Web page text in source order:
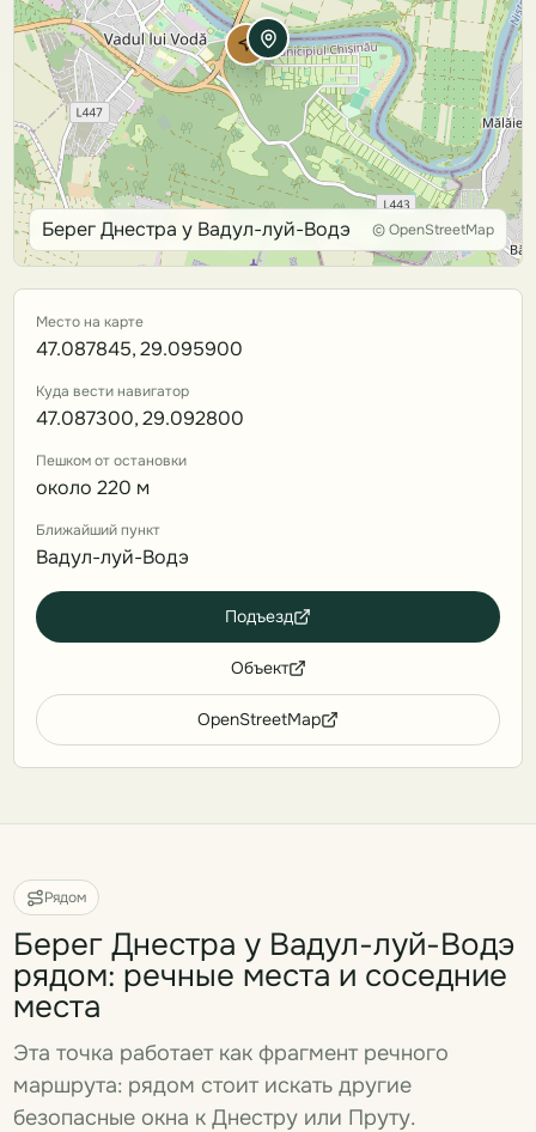
Берег Днестра у Вадул-луй-Водэ © OpenStreetMap
Место на карте
47.087845, 29.095900
Куда вести навигатор
47.087300, 29.092800
Пешком от остановки
около 220 м
Ближайший пункт
Вадул-луй-Водэ
Подъезд
Объект
OpenStreetMap
Рядом
Берег Днестра у Вадул-луй-Водэ
рядом: речные места и соседние
места
Эта точка работает как фрагмент речного
маршрута: рядом стоит искать другие
безопасные окна к Днестру или Пруту.